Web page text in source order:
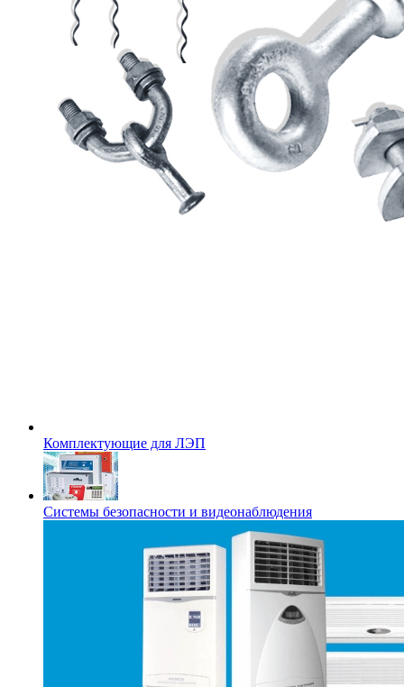
Комплектующие для ЛЭП
Системы безопасности и видеонаблюдения